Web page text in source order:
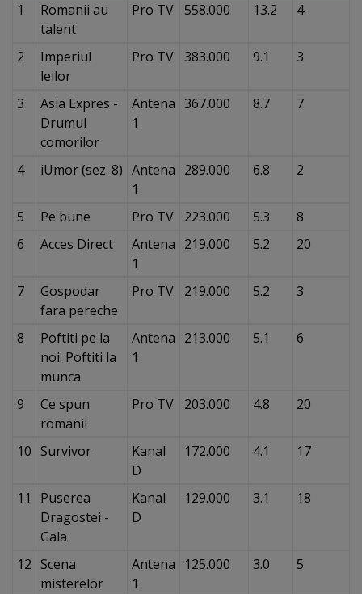
1
Romanii au
talent
Pro TV 558.000 13.2 4
2
Imperiul
leilor
Pro TV 383.000 9.1 3
3
Asia Expres -
Drumul
comorilor
Antena
1
367.000 8.7 7
4 iUmor (sez. 8) Antena
1
289.000 6.8 2
5 Pe bune Pro TV 223.000 5.3
8
6
Acces Direct
Antena
1
219.000 5.2 20
7
Gospodar
fara pereche
Pro TV 219.000 5.2 3
8
Poftiti pe la
noi: Poftiti la
munca
Antena
1
213.000 5.1 6
9
Ce spun
romanii
Pro TV 203.000 4.8 20
10 Survivor
Kanal
D
172.000 4.1 17
11
Puserea
Dragostei -
Gala
Kanal
D
129.000 3.1 18
12 Scena
misterelor
Antena
1
125.000 3.0 5